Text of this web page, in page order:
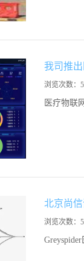
我司推
浏览次数：
医疗物联
北京尚
浏览次数：